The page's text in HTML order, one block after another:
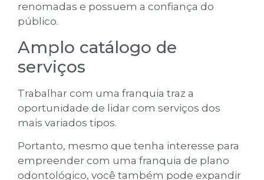
renomadas e possuem a confiança do
público.
Amplo catálogo de
serviços
Trabalhar com uma franquia traz a
oportunidade de lidar com serviços dos
mais variados tipos.
Portanto, mesmo que tenha interesse para
empreender com uma franquia de plano
odontológico, você também pode expandir